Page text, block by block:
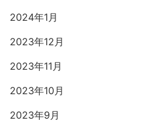
2024年1月
2023年12月
2023年11月
2023年10月
2023年9月